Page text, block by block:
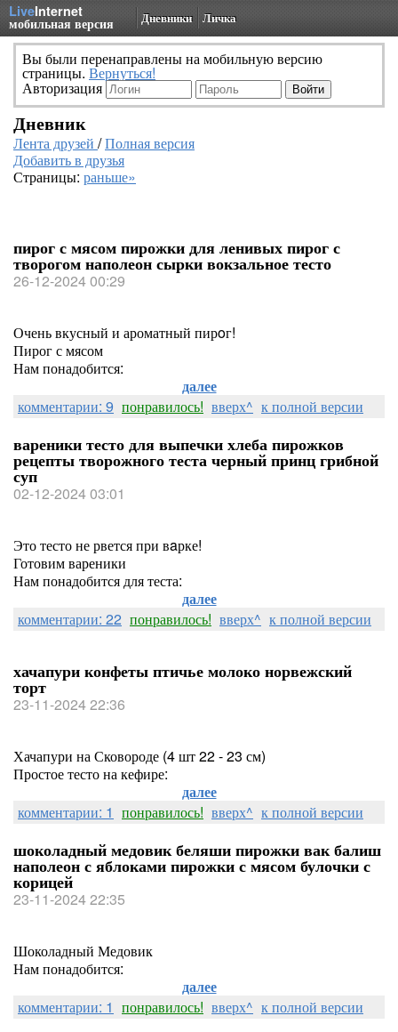
LiveInternet
мобильная версия Дневники Личка
Вы были перенаправлены на мобильную версию
страницы. Вернуться!
Авторизация
Дневник
Лента друзей /Полная версия
Добавить в друзья
Страницы: раньше»
пирог с мясом пирожки для ленивых пирог с
творогом наполеон сырки вокзальное тесто
26-12-2024 00:29
Очень вкусный и ароматный пирoг!
Пирог с мясом
Нам понадобится:
далее
комментарии: 9 понравилось! вверх^ к полной версии
вареники тесто для выпечки хлеба пирожков
рецепты творожного теста черный принц грибной
суп
02-12-2024 03:01
Это тесто не рвется при вaрке!
Готовим вареники
Нам понадобится для теста:
далее
комментарии: 22 понравилось! вверх^ к полной версии
хачапури конфеты птичье молоко норвежский
торт
23-11-2024 22:36
Хачапури на Сковороде (4 шт 22 - 23 см)
Простое тесто на кефире:
далее
комментарии: 1 понравилось! вверх^ к полной версии
шоколадный медовик беляши пирожки вак балиш
наполеон с яблоками пирожки с мясом булочки с
корицей
23-11-2024 22:35
Шоколадный Медовик
Нам понадобится:
далее
комментарии: 1 понравилось! вверх^ к полной версии